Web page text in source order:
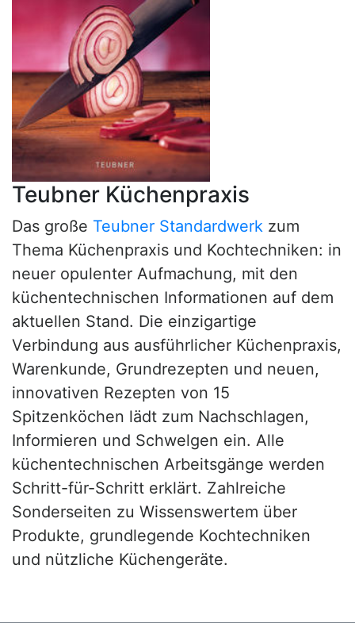
Teubner Küchenpraxis
Das große Teubner Standardwerk zum
Thema Küchenpraxis und Kochtechniken: in
neuer opulenter Aufmachung, mit den
küchentechnischen Informationen auf dem
aktuellen Stand. Die einzigartige
Verbindung aus ausführlicher Küchenpraxis,
Warenkunde, Grundrezepten und neuen,
innovativen Rezepten von 15
Spitzenköchen lädt zum Nachschlagen,
Informieren und Schwelgen ein. Alle
küchentechnischen Arbeitsgänge werden
Schritt-für-Schritt erklärt. Zahlreiche
Sonderseiten zu Wissenswertem über
Produkte, grundlegende Kochtechniken
und nützliche Küchengeräte.